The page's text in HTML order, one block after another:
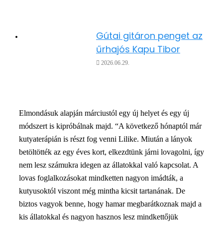
Gútai gitáron penget az
űrhajós Kapu Tibor
2026.06.29.
Elmondásuk alapján márciustól egy új helyet és egy új
módszert is kipróbálnak majd. “A következő hónaptól már
kutyaterápián is részt fog venni Lilike. Miután a lányok
betöltötték az egy éves kort, elkezdtünk járni lovagolni, így
nem lesz számukra idegen az állatokkal való kapcsolat. A
lovas foglalkozásokat mindketten nagyon imádták, a
kutyusoktól viszont még mintha kicsit tartanának. De
biztos vagyok benne, hogy hamar megbarátkoznak majd a
kis állatokkal és nagyon hasznos lesz mindkettőjük